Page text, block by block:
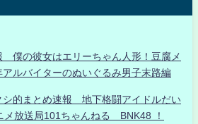
僕の彼女はエリーちゃん人形！豆腐メ
ルバイターのぬいぐるみ男子末路編
的まとめ速報 地下格闘アイドルだい
放送局101ちゃんねる BNK48 ！